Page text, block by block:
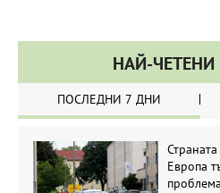
НАЙ-
ПОСЛЕДНИ 7 ДНИ
Европа